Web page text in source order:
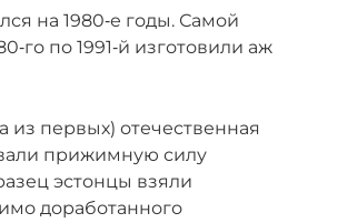
на 1980‑е годы. Самой
по 1991‑й изготовили аж
первых) отечественная
прижимную силу
эстонцы взяли
доработанного